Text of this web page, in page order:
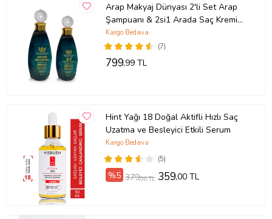
Arap Makyaj Dünyası 2'li Set Arap
Şampuanı & 2si1 Arada Saç Kremi
ve Maskesi
(7)
Kargo Bedava
799,99 TL
Hint Yağı 18 Doğal Aktifli Hızlı Saç
Uzatma ve Besleyici Etkili Serum
(5)
Kargo Bedava
%5 379,00 TL 359,00 TL